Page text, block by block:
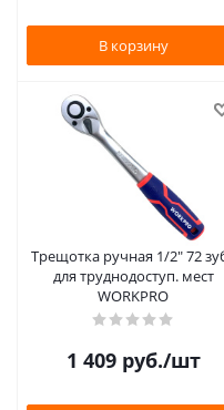
В корзину
Трещотка ручная 1/2" 72 зуба
для труднодоступ. мест
WORKPRO
1 409руб./шт